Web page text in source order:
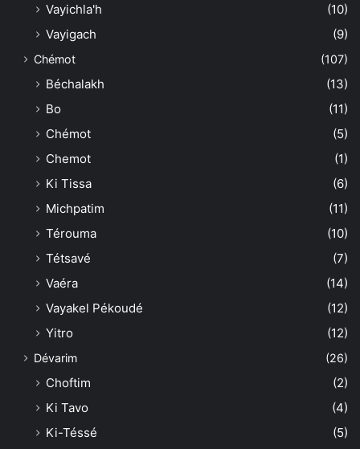
Vayichla'h
(10)
Vayigach
(9)
Chémot (107)
Béchalakh
(13)
Bo
(11)
Chémot
(5)
Chemot
(1)
Ki Tissa
(6)
Michpatim
(11)
Térouma
(10)
Tétsavé
(7)
Vaéra
(14)
Vayakel Pékoudé
(12)
Yitro
(12)
Dévarim (26)
Choftim
(2)
Ki Tavo
(4)
Ki-Téssé
(5)